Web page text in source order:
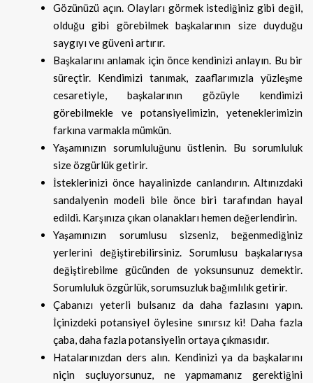
Gözünüzü açın. Olayları görmek istediğiniz gibi değil,
olduğu gibi görebilmek başkalarının size duyduğu
saygıyı ve güveni artırır.
Başkalarını anlamak için önce kendinizi anlayın. Bu bir
süreçtir. Kendimizi tanımak, zaaflarımızla yüzleşme
cesaretiyle, başkalarının gözüyle kendimizi
görebilmekle ve potansiyelimizin, yeteneklerimizin
farkına varmakla mümkün.
Yaşamınızın sorumluluğunu üstlenin. Bu sorumluluk
size özgürlük getirir.
İsteklerinizi önce hayalinizde canlandırın. Altınızdaki
sandalyenin modeli bile önce biri tarafından hayal
edildi. Karşınıza çıkan olanakları hemen değerlendirin.
Yaşamınızın sorumlusu sizseniz, beğenmediğiniz
yerlerini değiştirebilirsiniz. Sorumlusu başkalarıysa
değiştirebilme gücünden de yoksunsunuz demektir.
Sorumluluk özgürlük, sorumsuzluk bağımlılık getirir.
Çabanızı yeterli bulsanız da daha fazlasını yapın.
İçinizdeki potansiyel öylesine sınırsız ki! Daha fazla
çaba, daha fazla potansiyelin ortaya çıkmasıdır.
Hatalarınızdan ders alın. Kendinizi ya da başkalarını
niçin suçluyorsunuz, ne yapmamanız gerektiğini